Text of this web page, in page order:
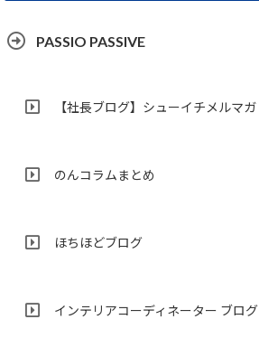
PASSIO PASSIVE
【社長ブログ】シューイチメルマガ
のんコラムまとめ
ほちほどブログ
インテリアコーディネーター ブログ